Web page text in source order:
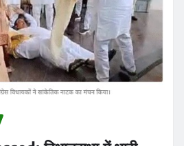
विधानसभा में भारी
संहिता बिल पास,